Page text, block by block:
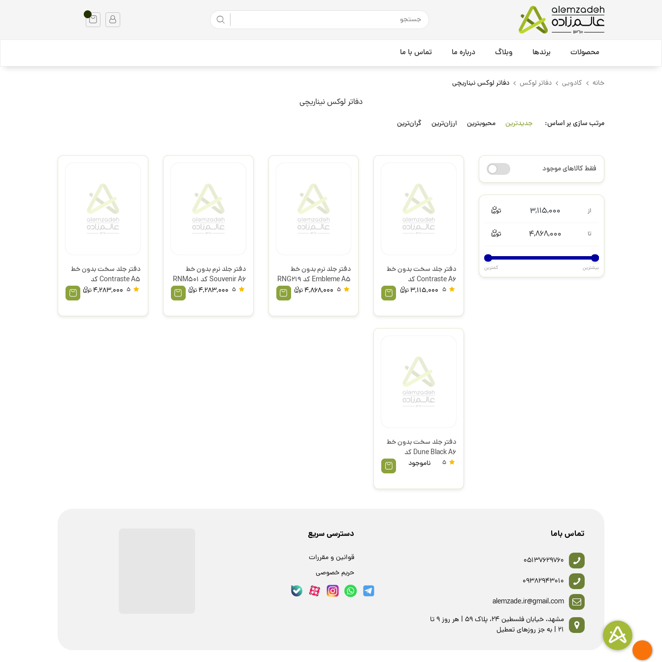
محصولات برندها وبلاگ درباره ما تماس با ما
خانه کادویی دفاتر لوکس دفاتر لوکس نیناریچی
دفاتر لوکس نیناریچی
مرتب سازی بر اساس: جدیدترین محبوبترین ارزان‌ترین گران‌ترین
فقط کالاهای موجود
از 3,115,000
تا 4,868,000
بیشترین کمترین
دفتر جلد سخت بدون خط
Contraste A6 کد
RNM415 نیناریچی3,115,000
دفتر جلد نرم بدون خط
Embleme A5 کد RNG219
نیناریچی4,868,000
دفتر جلد نرم بدون خط
Souvenir A6 کد RNM501
نیناریچی
5
4,283,000
دفتر جلد سخت بدون خط
Contraste A5 کد
RNH415 نیناریچی
5
4,283,000
دفتر جلد سخت بدون خط
Dune Black A6 کد
RNM505 نیناریچیناموجود
تماس باما
05137629760
09382943010
alemzade.ir@gmail.com
مشهد، خیابان فلسطین 24، پلاک 59 | هر روز 9 تا
21 | به جز روزهای تعطیل
دسترسی سریع
قوانین و مقررات
حریم خصوصی